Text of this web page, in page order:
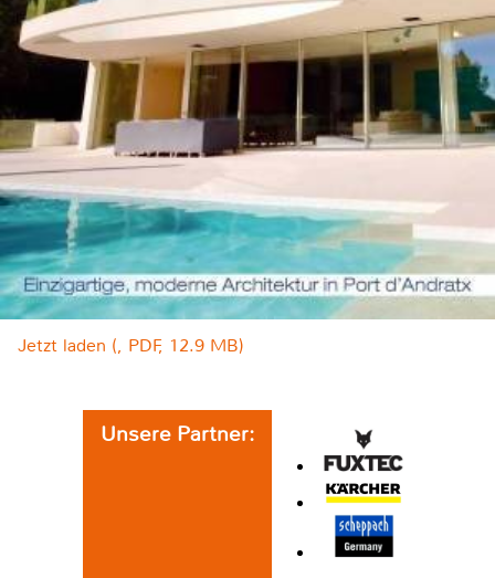
Jetzt laden (, PDF, 12.9 MB)
Unsere Partner: